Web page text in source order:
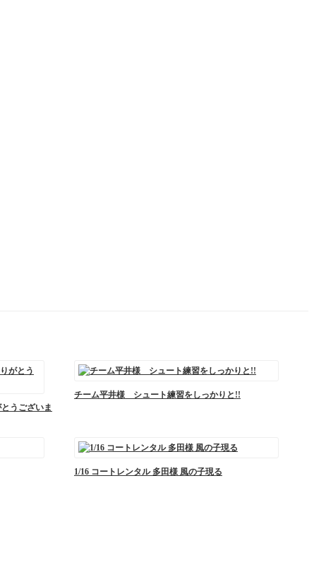
うございま
チーム平井様 シュート練習をしっかりと!!
1/16 コートレンタル 多田様 風の子現る